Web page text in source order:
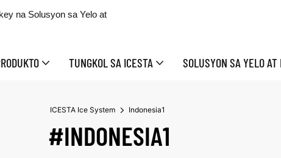
na Solusyon sa Yelo at
TUNGKOL SA ICESTA SOLUSYON SA YELO AT
ICESTA Ice System Indonesia1
#INDONESIA1